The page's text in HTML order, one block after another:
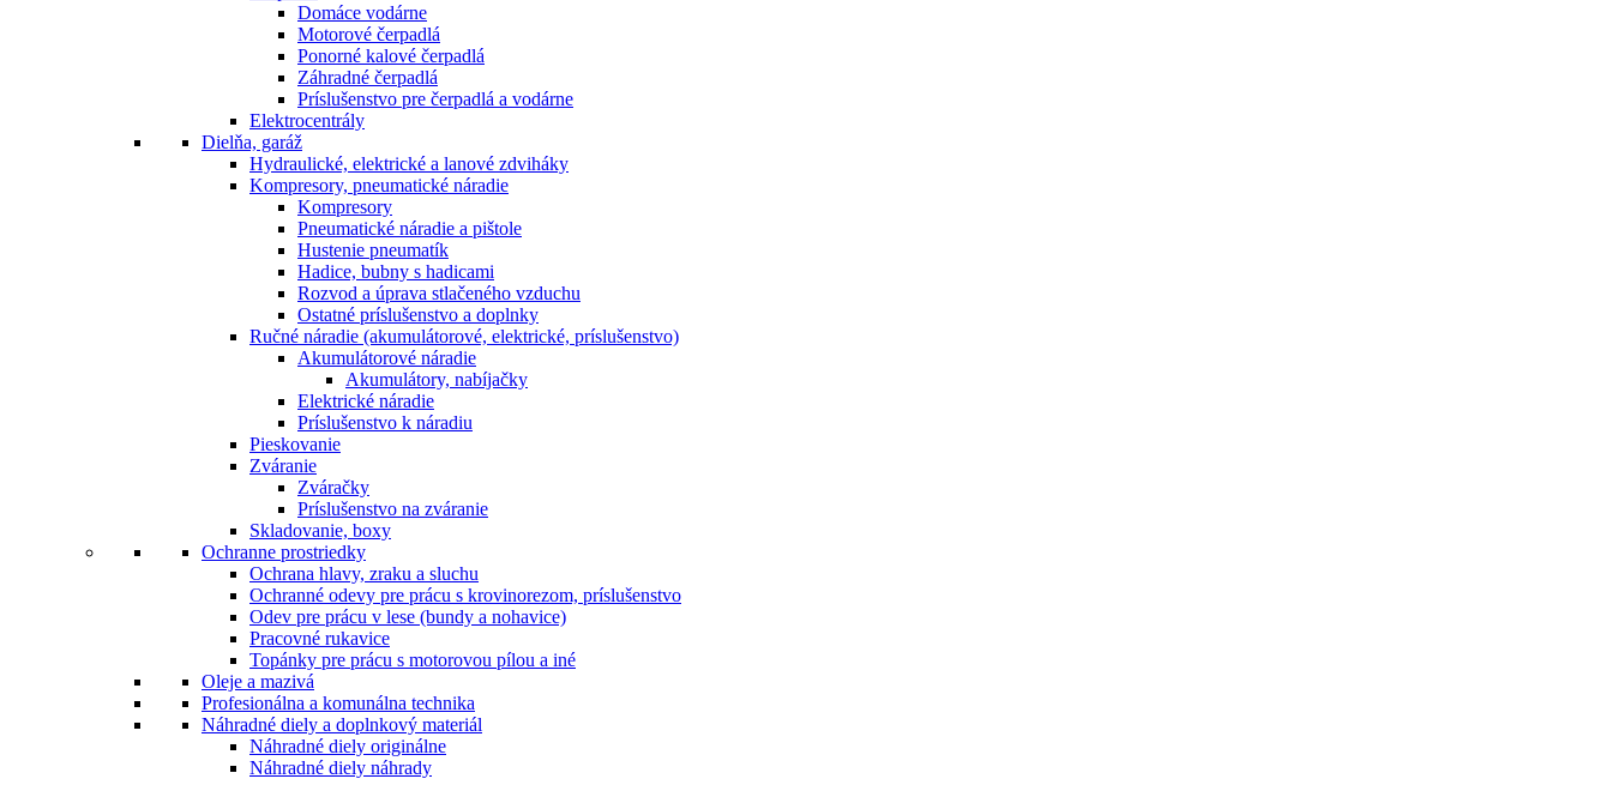
Domáce vodárne
Motorové čerpadlá
Ponorné kalové čerpadlá
Záhradné čerpadlá
Príslušenstvo pre čerpadlá a vodárne
Elektrocentrály
Dielňa, garáž
Hydraulické, elektrické a lanové zdviháky
Kompresory, pneumatické náradie
Kompresory
Pneumatické náradie a pištole
Hustenie pneumatík
Hadice, bubny s hadicami
Rozvod a úprava stlačeného vzduchu
Ostatné príslušenstvo a doplnky
Ručné náradie (akumulátorové, elektrické, príslušenstvo)
Akumulátorové náradie
Akumulátory, nabíjačky
Elektrické náradie
Príslušenstvo k náradiu
Pieskovanie
Zváranie
Zváračky
Príslušenstvo na zváranie
Skladovanie, boxy
Ochranne prostriedky
Ochrana hlavy, zraku a sluchu
Ochranné odevy pre prácu s krovinorezom, príslušenstvo
Odev pre prácu v lese (bundy a nohavice)
Pracovné rukavice
Topánky pre prácu s motorovou pílou a iné
Oleje a mazivá
Profesionálna a komunálna technika
Náhradné diely a doplnkový materiál
Náhradné diely originálne
Náhradné diely náhrady